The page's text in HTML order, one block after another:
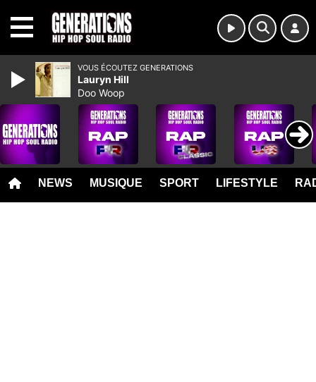
NEWS MUSIQUE SPORT LIFESTYLE
VOUS ÉCOUTEZ GENERATIONS
Lauryn Hill
Doo Woop